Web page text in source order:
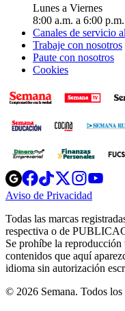
Lunes a Viernes
8:00 a.m. a 6:00 p.m.
Canales de servicio
Trabaje con nosotros
Paute con nosotros
Cookies
Opens
in
new
Opens
in
new
Opens
in
new
window
Opens
new
window
Aviso de Privacidad
new
Todas las marcas
respectiva o de
Se prohíbe la
contenidos que aquí
idioma sin autorización
© 2026 Semana. Todos los